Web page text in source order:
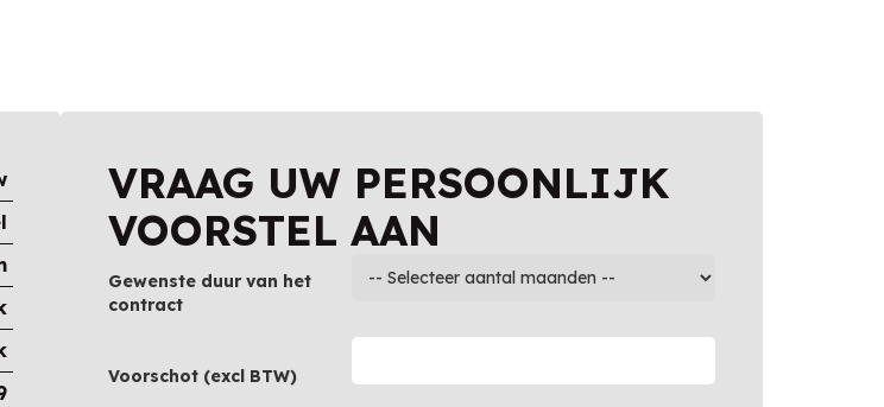
VRAAG UW PERSOONLIJK
VOORSTEL AAN
Gewenste duur van het
contract
Voorschot (excl BTW)